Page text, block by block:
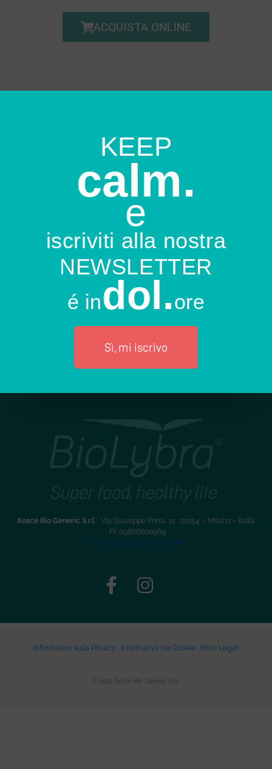
ACQUISTA ONLINE
KEEP
calm.
e
iscriviti alla nostra
NEWSLETTER
é indol.ore
Sì, mi iscrivo
Ansce Bio Generic S.r.l. · Via Giuseppe Prina, 15 · 20154 – Milano – Italia
· P.I. 09866600969
info@anscebiogeneric.com
Informativa sulla Privacy Informativa sui Cookie· Note Legali
© 2025 Ansce Bio Generic S.r.l.